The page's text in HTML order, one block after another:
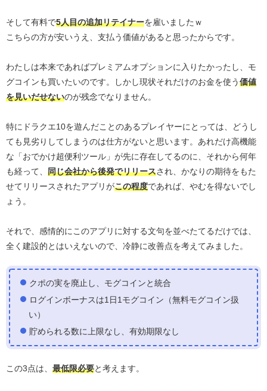
そして有料で5人目の追加リテイナーを雇いましたｗ
こちらの方が安いうえ、支払う価値があると思ったからです。
わたしは本来であればプレミアムオプションに入りたかったし、モ
グコインも買いたいのです。しかし現状それだけのお金を使う価値
を見いだせないのが残念でなりません。
特にドラクエ10を遊んだことのあるプレイヤーにとっては、どうし
ても見劣りしてしまうのは仕方がないと思います。あれだけ高機能
な「おでかけ超便利ツール」が先に存在してるのに、それから何年
も経って、 同じ会社から後発でリリースされ、かなりの期待をもた
せてリリースされたアプリがこの程度であれば、やむを得ないでし
ょう。
それで、感情的にこのアプリに対する文句を並べたてるだけでは、
全く建設的とはいえないので、冷静に改善点を考えてみました。
クポの実を廃止し、モグコインと統合
ログインボーナスは1日1モグコイン（無料モグコイン扱
い）
貯められる数に上限なし、有効期限なし
この3点は、 最低限必要と考えます。